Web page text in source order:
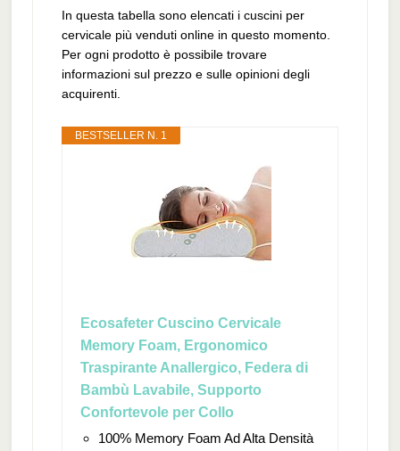
In questa tabella sono elencati i cuscini per
cervicale più venduti online in questo momento.
Per ogni prodotto è possibile trovare
informazioni sul prezzo e sulle opinioni degli
acquirenti.
BESTSELLER N. 1
Ecosafeter Cuscino Cervicale
Memory Foam, Ergonomico
Traspirante Anallergico, Federa di
Bambù Lavabile, Supporto
Confortevole per Collo
100% Memory Foam Ad Alta Densità